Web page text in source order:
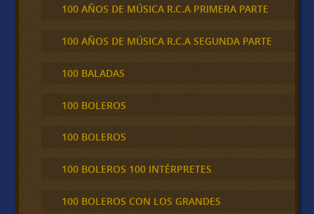
100 AÑOS DE MÚSICA R.C.A PRIMERA PARTE
100 AÑOS DE MÚSICA R.C.A SEGUNDA PARTE
100 BALADAS
100 BOLEROS
100 BOLEROS
100 BOLEROS 100 INTÉRPRETES
100 BOLEROS CON LOS GRANDES